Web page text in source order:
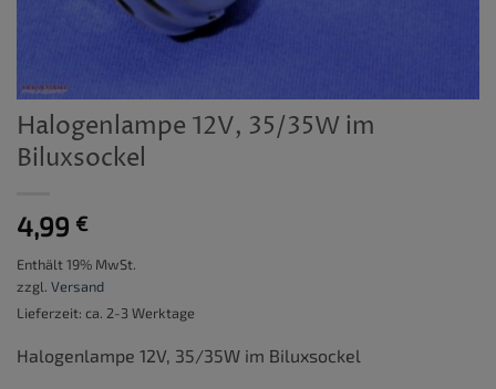
Halogenlampe 12V, 35/35W im
Biluxsockel
4,99 €
Enthält 19% MwSt.
zzgl. Versand
Lieferzeit: ca. 2-3 Werktage
Halogenlampe 12V, 35/35W im Biluxsockel